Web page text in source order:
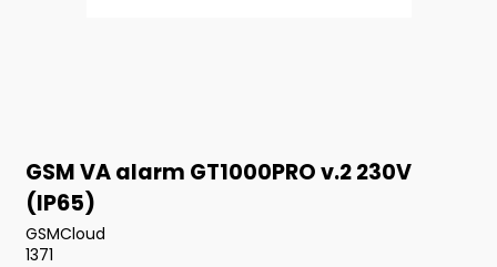
GSM VA alarm GT1000PRO v.2 230V
(IP65)
GSMCloud
1371